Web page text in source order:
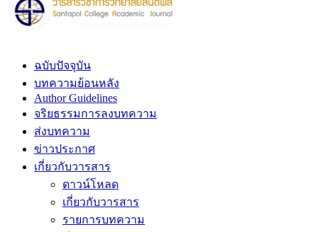
ฉบับปัจจุบัน
บทความย้อนหลัง
Author Guidelines
จริยธรรมการลงบทความ
ส่งบทความ
ข่าวประกาศ
เกี่ยวกับวารสาร
ดาวน์โหลด
เกี่ยวกับวารสาร
รายการบทความ